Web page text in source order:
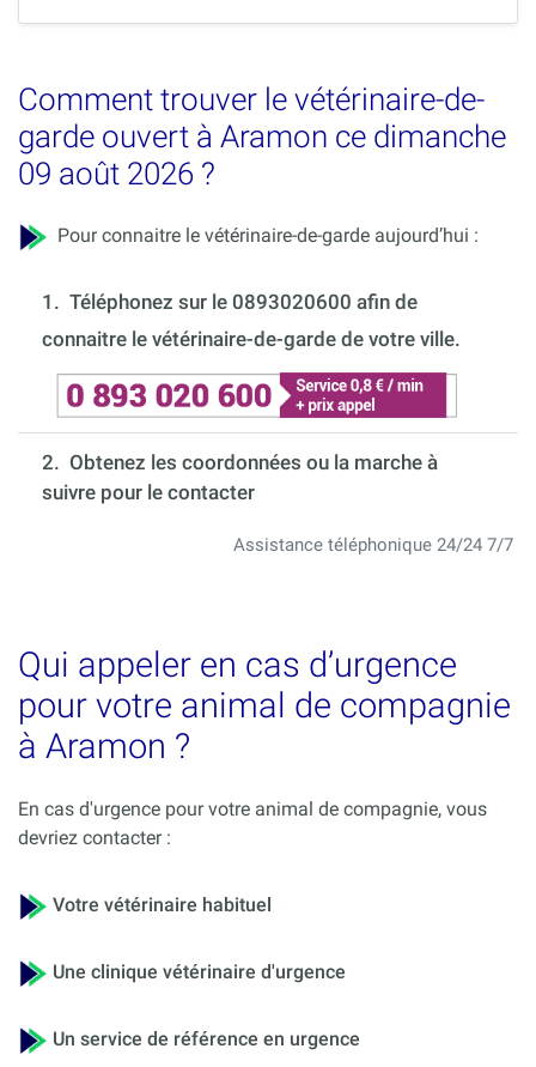
Comment trouver le vétérinaire-de-
garde ouvert à Aramon ce dimanche
09 août 2026 ?
Pour connaitre le vétérinaire-de-garde aujourd’hui :
1. Téléphonez sur le 0893020600 afin de
connaitre le vétérinaire-de-garde de votre ville.
2. Obtenez les coordonnées ou la marche à
suivre pour le contacter
Assistance téléphonique 24/24 7/7
Qui appeler en cas d’urgence
pour votre animal de compagnie
à Aramon ?
En cas d'urgence pour votre animal de compagnie, vous
devriez contacter :
Votre vétérinaire habituel
Une clinique vétérinaire d'urgence
Un service de référence en urgence